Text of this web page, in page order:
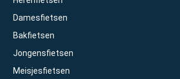
Damesfietsen
Bakfietsen
Jongensfietsen
Meisjesfietsen